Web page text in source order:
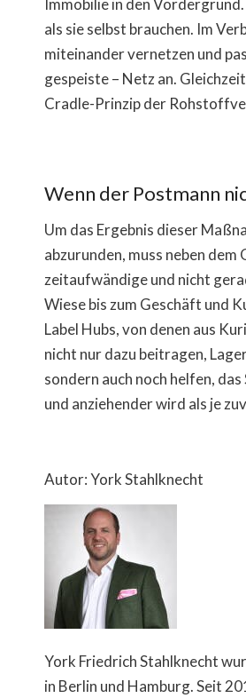
Immobilie in den
als sie selbst brauchen. Im
miteinander vernetzen und
gespeiste – Netz an.
Cradle-Prinzip der
Wenn der Postmann
Um das Ergebnis dieser
abzurunden, muss neben
zeitaufwändige und nicht
Wiese bis zum Geschäft und
Label Hubs, von denen aus
nicht nur dazu beitragen,
sondern auch noch helfen,
und anziehender wird als je
Autor: York Stahlknecht
York Friedrich Stahlknecht
in Berlin und Hamburg. Seit